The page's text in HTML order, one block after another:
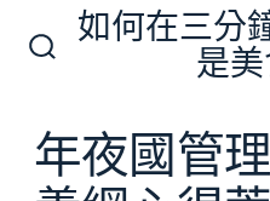
切
換
開
如何在三分
是
年夜國管